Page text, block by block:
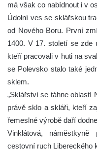
má však co nabídnout i v
Údolní ves se sklářskou
od Nového Boru. První
1400. V 17. století se zde
kteří pracovali v huti na
se Polevsko stalo také
sklem.
„Sklářství se táhne oblastí
právě sklo a skláři, kteří
řemeslné výrobě daří
Vinklátová,
cestovní ruch Libereckého